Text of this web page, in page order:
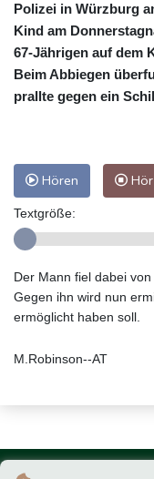
Polizei in Würzburg
Kind am
67-Jährigen auf dem
Beim Abbiegen
prallte gegen ein
Hören
Textgröße:
Der Mann fiel dabei
Gegen ihn wird nun
ermöglicht haben soll.
M.Robinson--AT